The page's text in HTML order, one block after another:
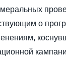
о